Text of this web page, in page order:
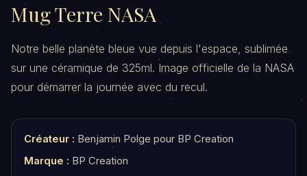
Mug Terre NASA
Notre belle planète bleue vue depuis l'espace, sublimée
sur une céramique de 325ml. Image officielle de la NASA
pour démarrer la journée avec du recul.
Créateur : Benjamin Polge pour BP Creation
Marque : BP Creation